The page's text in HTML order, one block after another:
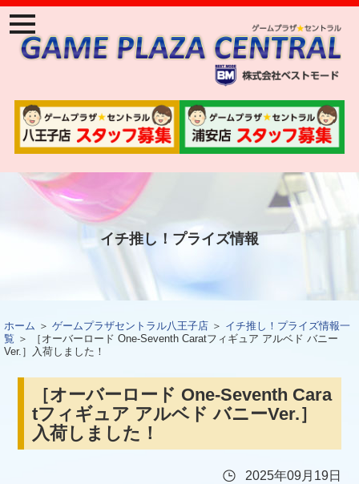
ナ
ビ
ゲ
ー
ン
メ
ニ
ュ
イチ推し！プライズ情報
ホーム ＞ ゲームプラザセントラル八王子店 ＞ イチ推し！プライズ情報一
覧 ＞ ［オーバーロード One-Seventh Caratフィギュア アルベド バニー
Ver.］入荷しました！
［オーバーロード One-Seventh Cara
tフィギュア アルベド バニーVer.］
入荷しました！
2025年09月19日